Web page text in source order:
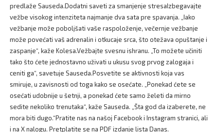
predlaže Sauseda.Dodatni saveti za smanjenje stresaIzbegavajte
vežbe visokog intenziteta najmanje dva sata pre spavanja. „Iako
vežbanje može poboljšati vaše raspoloženje, večernje vežbanje
može povećati vaš adrenalin i otkucaje srca, što otežava opuštanje i
zaspanje“, kaže Kolesa.Vežbajte svesnu ishranu. „To možete učiniti
tako što ćete jednostavno uživati u ukusu svog prvog zalogaja i
ceniti ga“, savetuje Sauseda.Posvetite se aktivnosti koja vas
smiruje, u zavisnosti od toga kako se osećate. „Ponekad ćete se
osećati udobnije u šetnji, a ponekad ćete samo želeti da mirno
sedite nekoliko trenutaka“, kaže Sauseda. „Šta god da izaberete, ne
mora biti dugo.“Pratite nas na našoj Facebook i Instagram stranici, ali
i na X nalogu. Pretplatite se na PDF izdanje lista Danas.